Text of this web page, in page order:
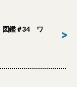
図鑑＃34 ワ
>